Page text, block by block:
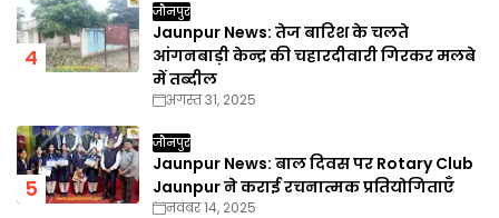
जौनपुर
Jaunpur News: तेज बारिश के चलते
आंगनबाड़ी केन्द्र की चहारदीवारी गिरकर मलबे
में तब्दील
अगस्त 31, 2025
जौनपुर
Jaunpur News: बाल दिवस पर Rotary Club
Jaunpur ने कराई रचनात्मक प्रतियोगिताएँ
नवंबर 14, 2025